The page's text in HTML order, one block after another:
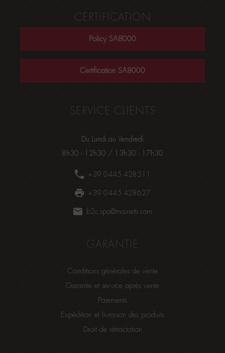
CERTIFICATION
Policy SA8000
Certification SA8000
SERVICE CLIENTS
Du Lundi au Vendredi
8h30 - 12h30 / 13h30 - 17h30
+39 0445 428511
+39 0445 428627
b2c.spa@mainetti.com
GARANTIE
Conditions générales de vente
Garantie et service après vente
Paiements
Expédition et livraison des produits
Droit de rétractation